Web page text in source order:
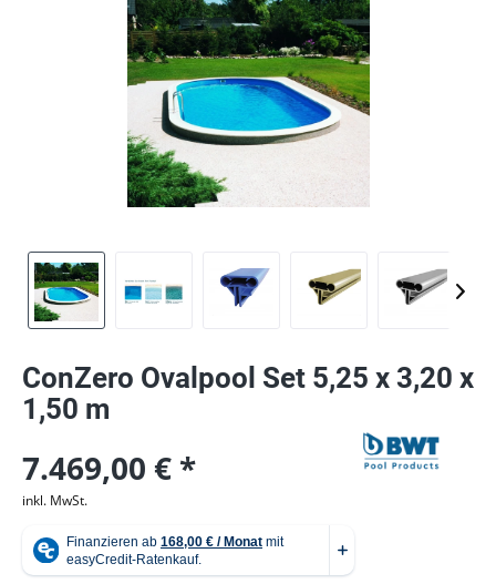
ConZero Ovalpool Set 5,25 x 3,20 x
1,50 m
7.469,00 € *
inkl. MwSt.